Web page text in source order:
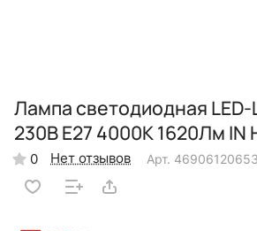
Лампа светодиодная
230В E27 4000K 1620Лм IN
0 Нет отзывов Арт.